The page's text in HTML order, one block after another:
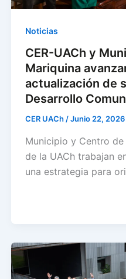
Noticias
CER-UACh y
Mariquina
actualización de
Desarrollo
CER UACh/Junio 22, 2026
Municipio y Centro
de la UACh trabajan
una estrategia para